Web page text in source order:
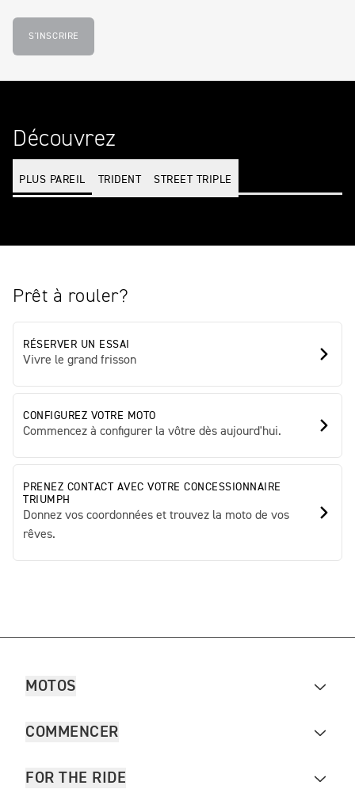
S'INSCRIRE
Découvrez
PLUS PAREIL TRIDENT STREET TRIPLE
Prêt à rouler?
RÉSERVER UN ESSAI
Vivre le grand frisson
CONFIGUREZ VOTRE MOTO
Commencez à configurer la vôtre dès aujourd'hui.
PRENEZ CONTACT AVEC VOTRE CONCESSIONNAIRE
TRIUMPH
Donnez vos coordonnées et trouvez la moto de vos
rêves.
MOTOS
COMMENCER
FOR THE RIDE